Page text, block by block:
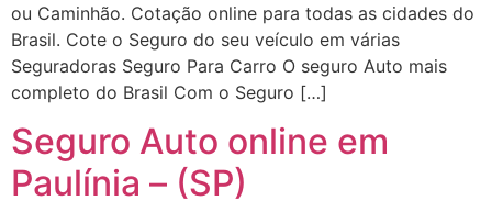
ou Caminhão. Cotação online para todas as cidades do
Brasil. Cote o Seguro do seu veículo em várias
Seguradoras Seguro Para Carro O seguro Auto mais
completo do Brasil Com o Seguro […]
Seguro Auto online em
Paulínia – (SP)